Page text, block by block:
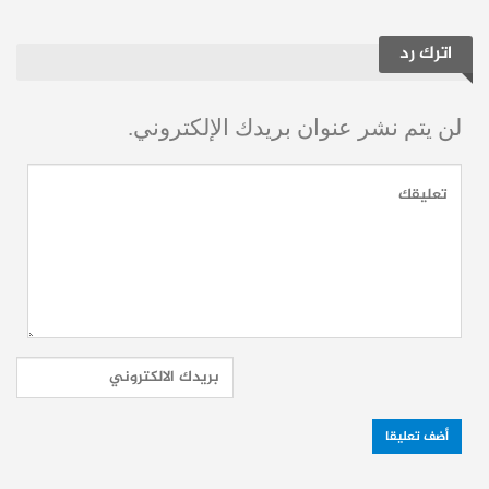
سيدات وثلاث فتيات من الطائفة العلوية.
حكومي
أضاف البيان أن “اللجنة الدولية المستقلة
عشرات الحالات الأخرى لم تُكشف بعد، إلى
جانب استخدام بعض الفصائل المسلحة خطاباً
اترك رد
لن يتم نشر عنوان بريدك الإلكتروني.